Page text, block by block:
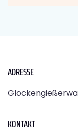
ADRESSE
KONTAKT